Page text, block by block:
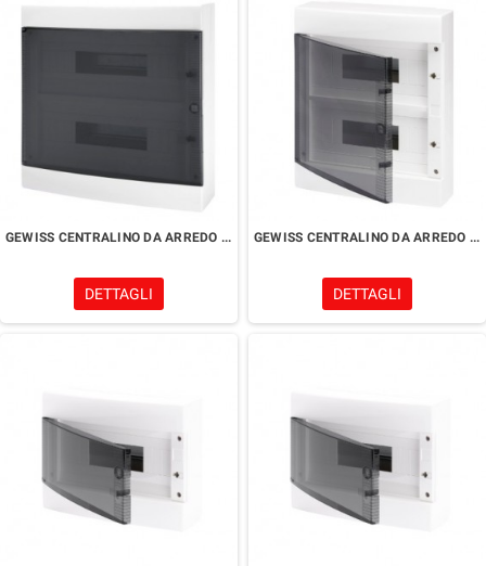
GEWISS CENTRALINO DA ARREDO CON PARETI LISCE 2X18MODULI
DETTAGLI
GEWISS CENTRALINO DA ARREDO CON PARETI LISCE 2X12MODULI
DETTAGLI